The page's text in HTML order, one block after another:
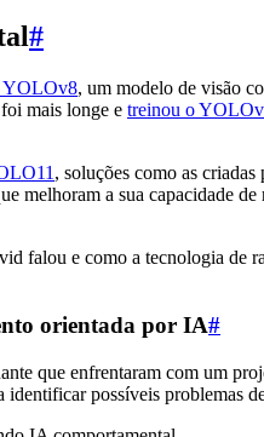
#
YOLOv8, um modelo de visão
mais longe e treinou o
, soluções como as
melhoram a sua capacidade
falou e como a tecnologia de
orientada por IA#
que enfrentaram com um
possíveis problemas